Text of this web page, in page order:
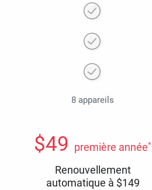
8 appareils
$49 première année*
Renouvellement
automatique à $149